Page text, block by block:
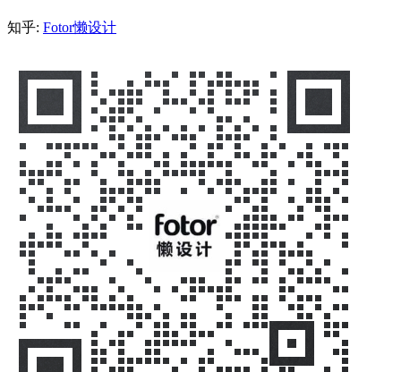
知乎: Fotor懒设计